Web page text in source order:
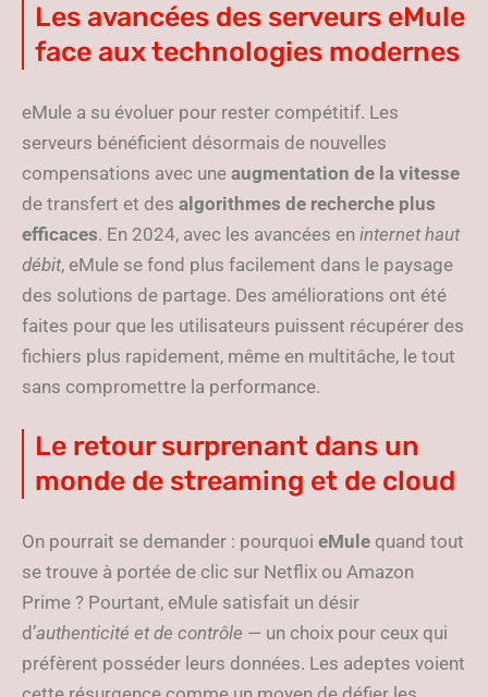
Les avancées des serveurs eMule
face aux technologies modernes
eMule a su évoluer pour rester compétitif. Les
serveurs bénéficient désormais de nouvelles
compensations avec une augmentation de la vitesse
de transfert et des algorithmes de recherche plus
efficaces. En 2024, avec les avancées en internet haut
débit, eMule se fond plus facilement dans le paysage
des solutions de partage. Des améliorations ont été
faites pour que les utilisateurs puissent récupérer des
fichiers plus rapidement, même en multitâche, le tout
sans compromettre la performance.
Le retour surprenant dans un
monde de streaming et de cloud
On pourrait se demander : pourquoi eMule quand tout
se trouve à portée de clic sur Netflix ou Amazon
Prime ? Pourtant, eMule satisfait un désir
d’authenticité et de contrôle — un choix pour ceux qui
préfèrent posséder leurs données. Les adeptes voient